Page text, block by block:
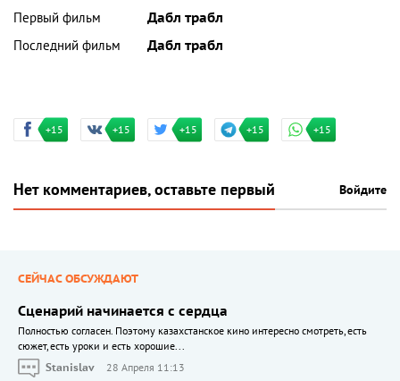
Первый фильм
Дабл трабл
Последний фильм
Дабл трабл
+15 +15 +15 +15 +15
Нет комментариев, оставьте первый Войдите
СЕЙЧАС ОБСУЖДАЮТ
Сценарий начинается с сердца
Полностью согласен. Поэтому казахстанское кино интересно смотреть, есть
сюжет, есть уроки и есть хорошие...
Stanislav
28 Апреля 11:13